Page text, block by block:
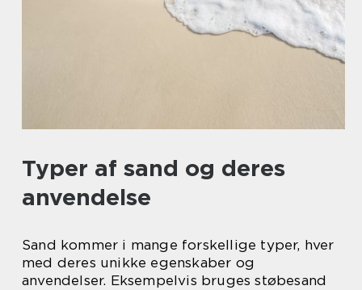
Typer af sand og deres
anvendelse
Sand kommer i mange forskellige typer, hver
med deres unikke egenskaber og
anvendelser. Eksempelvis bruges støbesand